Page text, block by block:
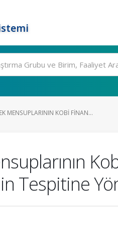
MENSUPLARININ KOBI FINAN...
Tespitine